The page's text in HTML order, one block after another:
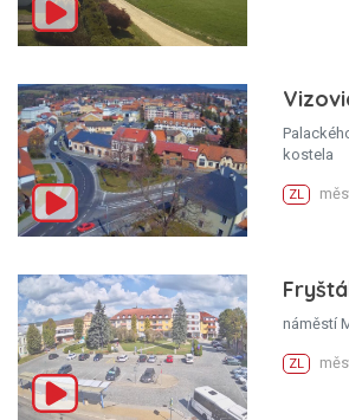
kostela
ZL
náměstí
ZL